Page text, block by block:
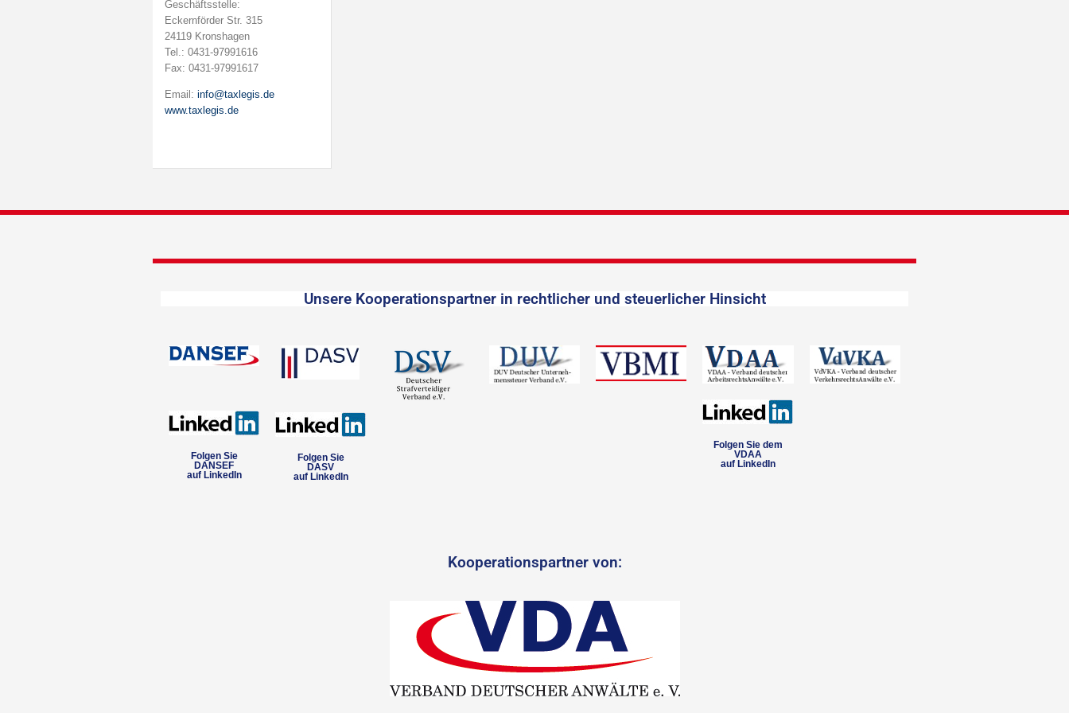
Geschäftsstelle:
Eckernförder Str. 315
24119 Kronshagen
Tel.: 0431-97991616
Fax: 0431-97991617
Email: info@taxlegis.de
www.taxlegis.de
Unsere Kooperationspartner in rechtlicher und steuerlicher Hinsicht
Folgen Sie
DANSEF
auf LinkedIn
Folgen Sie
DASV
auf LinkedIn
Folgen Sie dem
VDAA
auf LinkedIn
Kooperationspartner von: